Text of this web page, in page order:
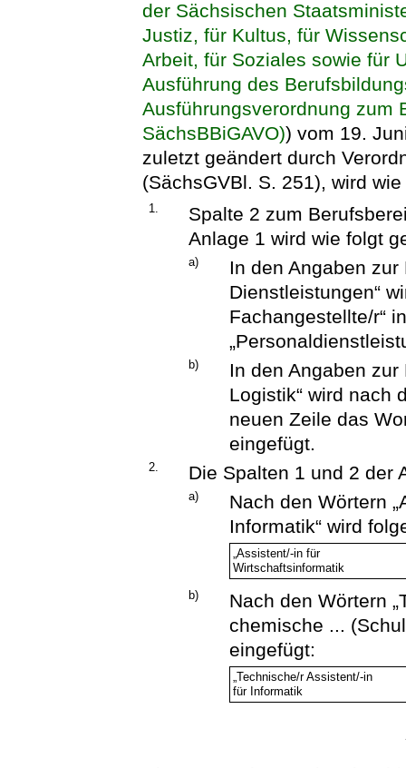
der Sächsischen
Justiz, für Kultus, für
Arbeit, für Soziales sowie für
Ausführung des
Ausführungsverordnung zum
SächsBBiGAVO)) vom 19.
zuletzt geändert durch
(SächsGVBl. S. 251), wird
1.
Spalte 2 zum
Anlage 1 wird wie folgt
a)
In den Angaben zur
Dienstleistungen“
Fachangestellte/r“
b)
In den Angaben zur
Logistik“ wird nach
neuen Zeile das
eingefügt.
2. Die Spalten 1 und 2 der
a)
Nach den Wörtern
Informatik“ wird
„Assistent/-in für
Wirtschaftsinformatik
b)
Nach den Wörtern
chemische ...
eingefügt:
„Technische/r Assistent/-in
für Informatik